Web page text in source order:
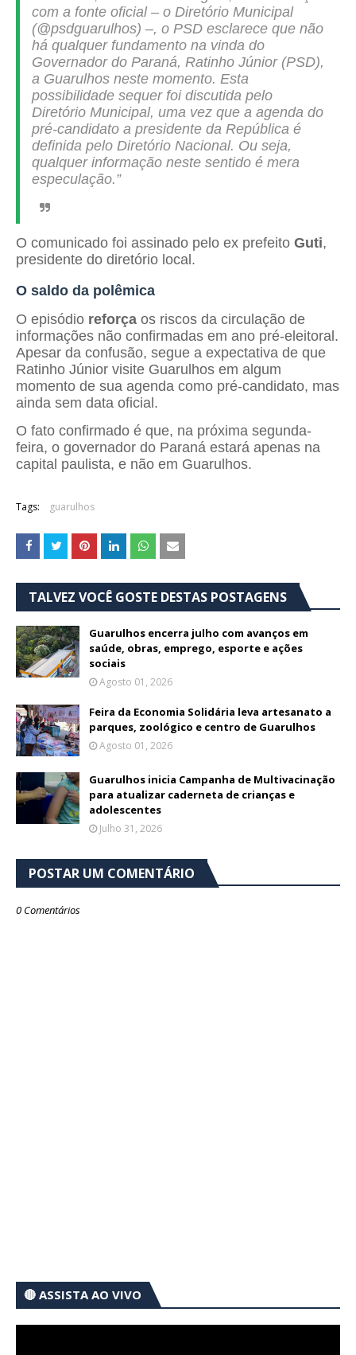
com a fonte oficial – o Diretório Municipal
(@psdguarulhos) –, o PSD esclarece que não
há qualquer fundamento na vinda do
Governador do Paraná, Ratinho Júnior (PSD),
a Guarulhos neste momento. Esta
possibilidade sequer foi discutida pelo
Diretório Municipal, uma vez que a agenda do
pré-candidato a presidente da República é
definida pelo Diretório Nacional. Ou seja,
qualquer informação neste sentido é mera
especulação.”
O comunicado foi assinado pelo ex prefeito Guti,
presidente do diretório local.
O saldo da polêmica
O episódio reforça os riscos da circulação de
informações não confirmadas em ano pré-eleitoral.
Apesar da confusão, segue a expectativa de que
Ratinho Júnior visite Guarulhos em algum
momento de sua agenda como pré-candidato, mas
ainda sem data oficial.
O fato confirmado é que, na próxima segunda-
feira, o governador do Paraná estará apenas na
capital paulista, e não em Guarulhos.
Tags: guarulhos
TALVEZ VOCÊ GOSTE DESTAS POSTAGENS
Guarulhos encerra julho com avanços em
saúde, obras, emprego, esporte e ações
sociais
Agosto 01, 2026
Feira da Economia Solidária leva artesanato a
parques, zoológico e centro de Guarulhos
Agosto 01, 2026
Guarulhos inicia Campanha de Multivacinação
para atualizar caderneta de crianças e
adolescentes
Julho 31, 2026
POSTAR UM COMENTÁRIO
0 Comentários
🔴 ASSISTA AO VIVO